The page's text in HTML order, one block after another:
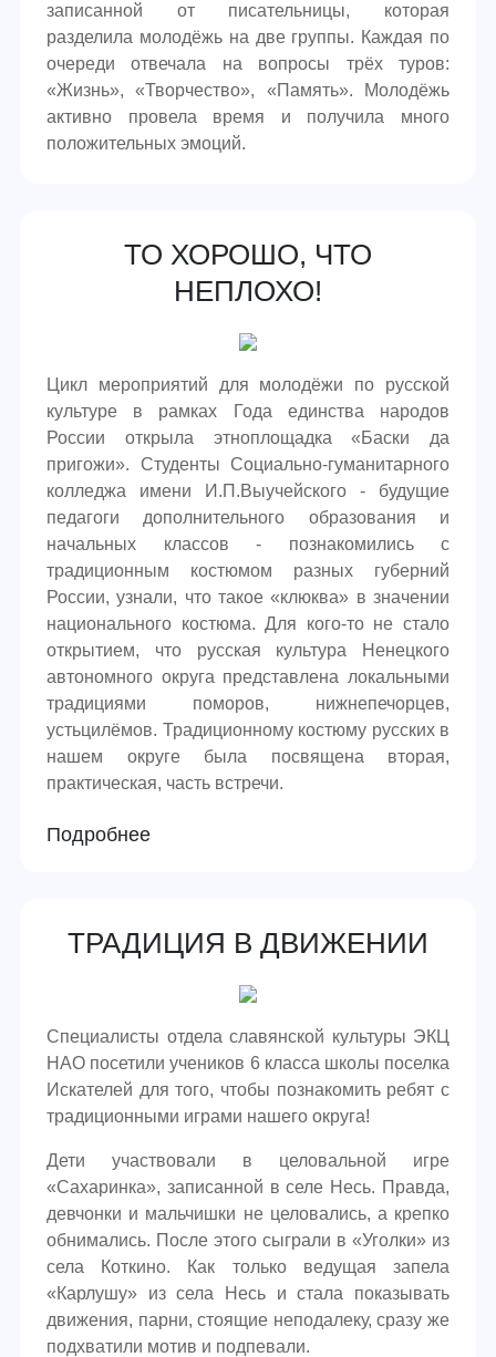
записанной от писательницы, которая
разделила молодёжь на две группы. Каждая по
очереди отвечала на вопросы трёх туров:
«Жизнь», «Творчество», «Память». Молодёжь
активно провела время и получила много
положительных эмоций.
ТО ХОРОШО, ЧТО
НЕПЛОХО!
Цикл мероприятий для молодёжи по русской
культуре в рамках Года единства народов
России открыла этноплощадка «Баски да
пригожи». Студенты Социально-гуманитарного
колледжа имени И.П.Выучейского - будущие
педагоги дополнительного образования и
начальных классов - познакомились с
традиционным костюмом разных губерний
России, узнали, что такое «клюква» в значении
национального костюма. Для кого-то не стало
открытием, что русская культура Ненецкого
автономного округа представлена локальными
традициями поморов, нижнепечорцев,
устьцилёмов. ​Традиционному костюму русских в
нашем округе была посвящена вторая,
практическая, часть встречи.
Подробнее
ТРАДИЦИЯ В ДВИЖЕНИИ
Специалисты отдела славянской культуры ЭКЦ
НАО посетили учеников 6 класса школы поселка
Искателей для того, чтобы познакомить ребят с
традиционными играми нашего округа!
Дети участвовали в целовальной игре
«Сахаринка», записанной в селе Несь. Правда,
девчонки и мальчишки не целовались, а крепко
обнимались. После этого сыграли в «Уголки» из
села Коткино. Как только ведущая запела
«Карлушу» из села Несь и стала показывать
движения, парни, стоящие неподалеку, сразу же
подхватили мотив и подпевали.